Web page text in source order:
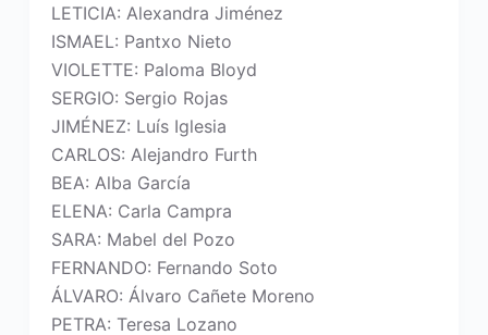
LETICIA: Alexandra Jiménez
ISMAEL: Pantxo Nieto
VIOLETTE: Paloma Bloyd
SERGIO: Sergio Rojas
JIMÉNEZ: Luís Iglesia
CARLOS: Alejandro Furth
BEA: Alba García
ELENA: Carla Campra
SARA: Mabel del Pozo
FERNANDO: Fernando Soto
ÁLVARO: Álvaro Cañete Moreno
PETRA: Teresa Lozano